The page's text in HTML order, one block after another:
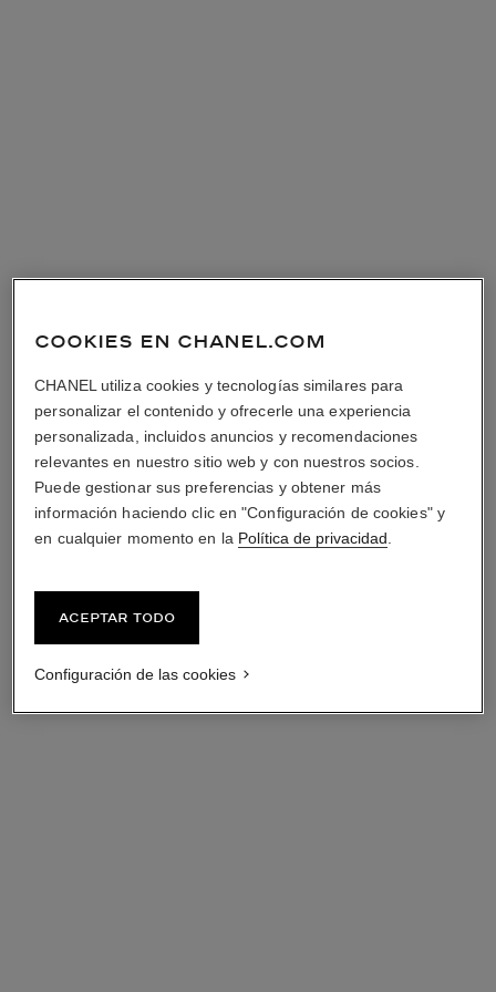
COOKIES EN CHANEL.COM
CHANEL utiliza cookies y tecnologías similares para
personalizar el contenido y ofrecerle una experiencia
personalizada, incluidos anuncios y recomendaciones
relevantes en nuestro sitio web y con nuestros socios.
Puede gestionar sus preferencias y obtener más
información haciendo clic en "Configuración de cookies" y
en cualquier momento en la Política de privacidad
Aceptar todo
Configuración de las cookies